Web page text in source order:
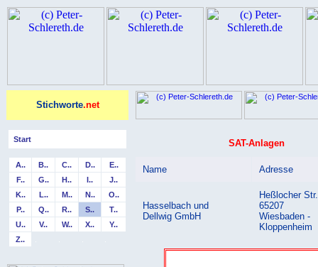
Stichworte.net
Start
A.. B.. C.. D..
E..
F..
G.. H.. I..
J..
K..
L.. M.. N..
O..
P..
Q.. R.. S..
T..
U..
V.. W.. X..
Y..
Z..
SAT-Anlagen
Name Adresse
Hasselbach und
Dellwig GmbH
Heßlocher
65207
Wiesbaden -
Kloppenheim